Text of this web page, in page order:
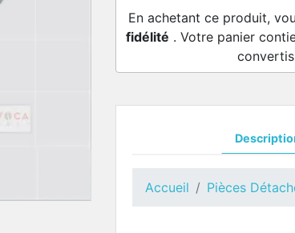
En achetant ce produit,
fidélité . Votre panier
Accueil Pièces